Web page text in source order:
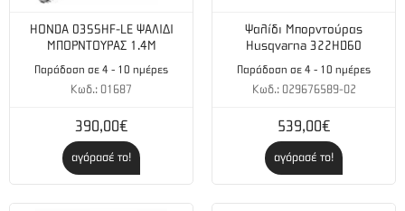
HONDA 03SSHF-LE ΨΑΛΙΔΙ
ΜΠΟΡΝΤΟΥΡΑΣ 1.4Μ
Παράδοση σε 4 - 10 ημέρες
Κωδ.: 01687
390,00€
αγόρασέ το!
Ψαλίδι Μπορντούρας
Husqvarna 322HD60
Παράδοση σε 4 - 10 ημέρες
Κωδ.: 029676589-02
539,00€
αγόρασέ το!